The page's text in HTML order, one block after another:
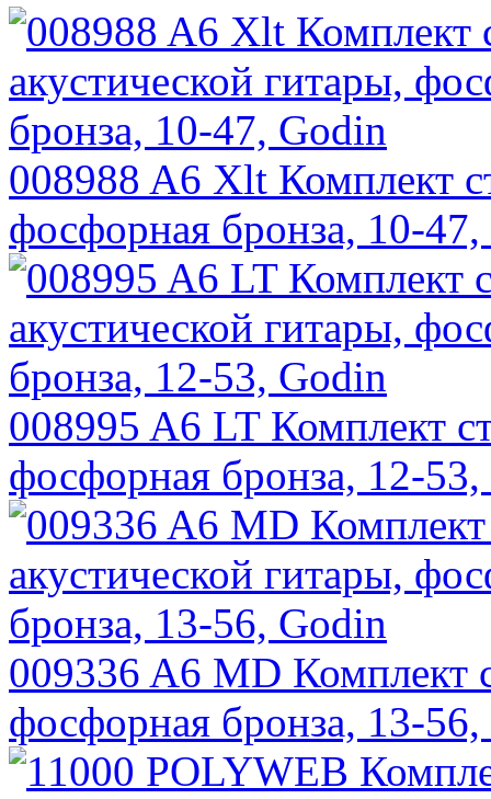
008988 A6 Xlt Комплект
фосфорная бронза, 10-
008995 A6 LT Комплект
фосфорная бронза, 12-
009336 A6 MD Комплект
фосфорная бронза, 13-